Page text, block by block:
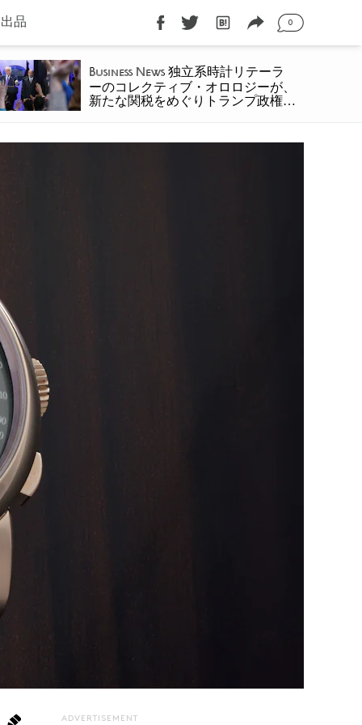
品 0
Business News独立系時計リテーラ
ーのコレクティブ・オロロジーが、
新たな関税をめぐりトランプ政権を
ADVERTISEMENT